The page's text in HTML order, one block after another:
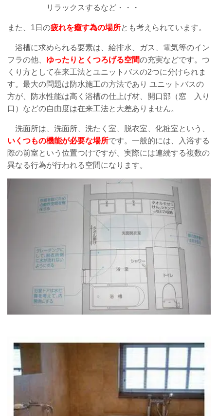
リラックスするなど・・・
また、1日の疲れを癒す為の場所とも考えられています。
浴槽に求められる要素は、給排水、ガス、電気等のイン
フラの他、 ゆったりとくつろげる空間の充実などです。 つ
くり方として在来工法とユニットバスの2つに分けられま
す。 最大の問題は防水施工の方法であり ユニットバスの
方が、防水性能は高く 浴槽の仕上げ材、開口部（窓 入り
口）などの自由度は在来工法と大差ありません。
洗面所は、洗面所、洗たく室、脱衣室、化粧室という、
いくつもの機能が必要な場所です。 一般的には、入浴する
際の前室という位置つけですが、実際には連続する複数の
異なる行為が行われる空間になります。